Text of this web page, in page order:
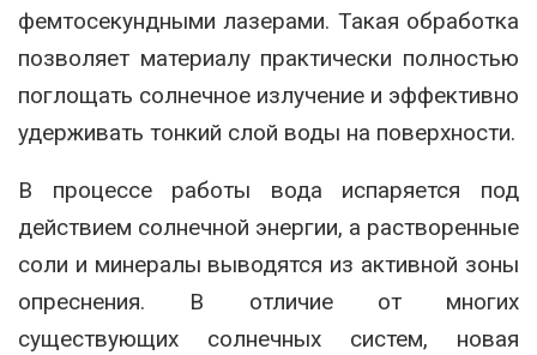
фемтосекундными лазерами. Такая обработка
позволяет материалу практически полностью
поглощать солнечное излучение и эффективно
удерживать тонкий слой воды на поверхности.
В процессе работы вода испаряется под
действием солнечной энергии, а растворенные
соли и минералы выводятся из активной зоны
опреснения. В отличие от многих
существующих солнечных систем, новая